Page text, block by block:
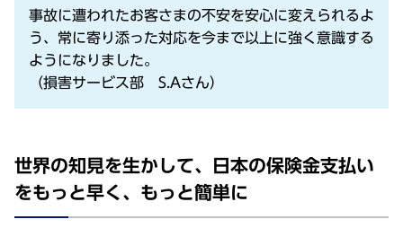
事故に遭われたお客さまの不安を安心に変えられるよ
う、常に寄り添った対応を今まで以上に強く意識する
ようになりました。
（損害サービス部 S.Aさん）
世界の知見を生かして、日本の保険金支払い
をもっと早く、もっと簡単に